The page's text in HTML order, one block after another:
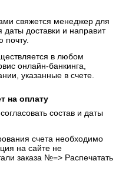
свяжется менеджер для
даты доставки и направит
почту.
в любом
онлайн-банкинга,
указанные в счете.
на оплату
состав и даты
счета необходимо
на сайте не
заказа №=> Распечатать